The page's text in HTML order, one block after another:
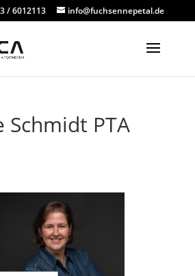
/ 6012113 info@fuchsennepetal.de
Schmidt PTA